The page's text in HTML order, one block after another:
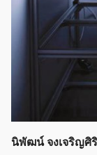
นิพัฒน์ จงเจริญศิ